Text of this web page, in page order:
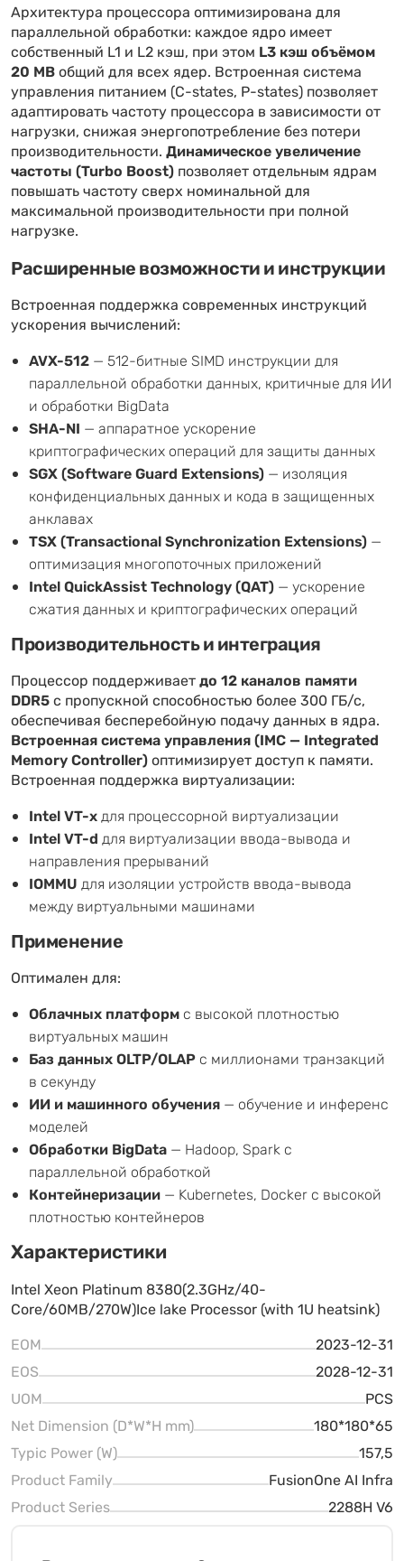
Архитектура процессора оптимизирована для
параллельной обработки: каждое ядро имеет
собственный L1 и L2 кэш, при этом L3 кэш объёмом
20 MBобщий для всех ядер. Встроенная система
управления питанием (C-states, P-states) позволяет
адаптировать частоту процессора в зависимости от
нагрузки, снижая энергопотребление без потери
производительности. Динамическое увеличение
частоты (Turbo Boost) позволяет отдельным ядрам
повышать частоту сверх номинальной для
максимальной производительности при полной
нагрузке.
Расширенные возможности и инструкции
Встроенная поддержка современных инструкций
ускорения вычислений:
AVX-512 — 512-битные SIMD инструкции для
параллельной обработки данных, критичные для ИИ
и обработки BigData
SHA-NI — аппаратное ускорение
криптографических операций для защиты данных
SGX (Software Guard Extensions) — изоляция
конфиденциальных данных и кода в защищенных
анклавах
TSX (Transactional Synchronization Extensions) —
оптимизация многопоточных приложений
Intel QuickAssist Technology (QAT) — ускорение
сжатия данных и криптографических операций
Производительность и интеграция
Процессор поддерживаетдо 12 каналов памяти
DDR5с пропускной способностью более 300 ГБ/с,
обеспечивая бесперебойную подачу данных в ядра.
Встроенная система управления (IMC — Integrated
Memory Controller)оптимизирует доступ к памяти.
Встроенная поддержка виртуализации:
Intel VT-xдля процессорной виртуализации
Intel VT-d для виртуализации ввода-вывода и
направления прерываний
IOMMU для изоляции устройств ввода-вывода
между виртуальными машинами
Применение
Оптимален для:
Облачных платформ с высокой плотностью
виртуальных машин
Баз данных OLTP/OLAP с миллионами транзакций
в секунду
ИИ и машинного обучения — обучение и инференс
моделей
Обработки BigData — Hadoop, Spark с
параллельной обработкой
Контейнеризации — Kubernetes, Docker с высокой
плотностью контейнеров
Характеристики
Intel Xeon Platinum 8380(2.3GHz/40-
Core/60MB/270W)Ice lake Processor (with 1U heatsink)
EOM
2023-12-31
EOS
2028-12-31
UOM
PCS
Net Dimension (D*W*H mm)
180*180*65
Typic Power (W)
157,5
Product Family
FusionOne AI Infra
Product Series
2288H V6